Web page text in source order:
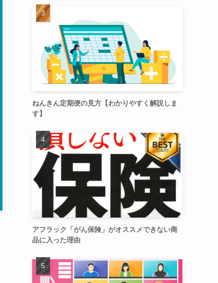
ねんきん定期便の見方【わかりやすく解説しま
す】
アフラック「がん保険」がオススメできない商
品に入った理由